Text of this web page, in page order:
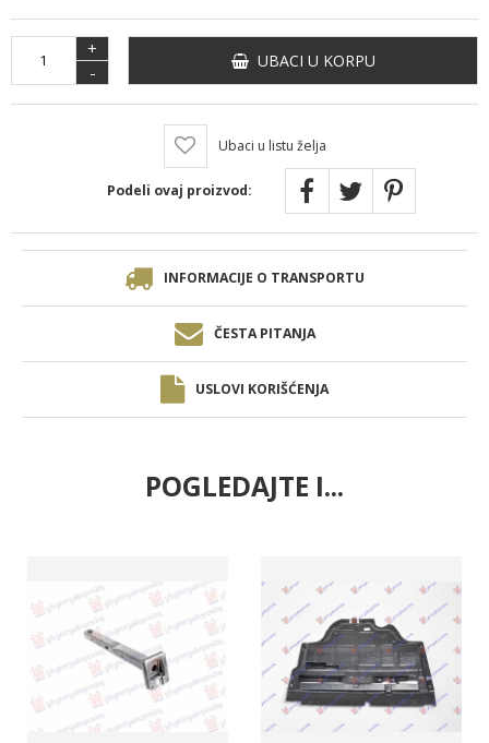
+
-
UBACI U KORPU
Ubaci u listu želja
Podeli ovaj proizvod:
INFORMACIJE O TRANSPORTU
ČESTA PITANJA
USLOVI KORIŠĆENJA
POGLEDAJTE I...